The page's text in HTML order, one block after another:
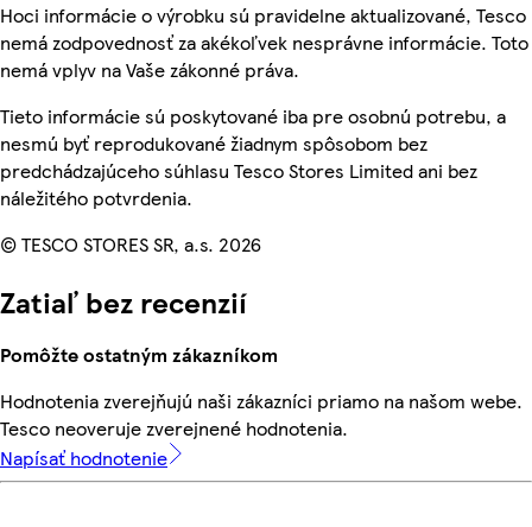
Hoci informácie o výrobku sú pravidelne aktualizované, Tesco
nemá zodpovednosť za akékoľvek nesprávne informácie. Toto
nemá vplyv na Vaše zákonné práva.
Tieto informácie sú poskytované iba pre osobnú potrebu, a
nesmú byť reprodukované žiadnym spôsobom bez
predchádzajúceho súhlasu Tesco Stores Limited ani bez
náležitého potvrdenia.
© TESCO STORES SR, a.s. 2026
Zatiaľ bez recenzií
Pomôžte ostatným zákazníkom
Hodnotenia zverejňujú naši zákazníci priamo na našom webe.
Tesco neoveruje zverejnené hodnotenia.
Napísať hodnotenie